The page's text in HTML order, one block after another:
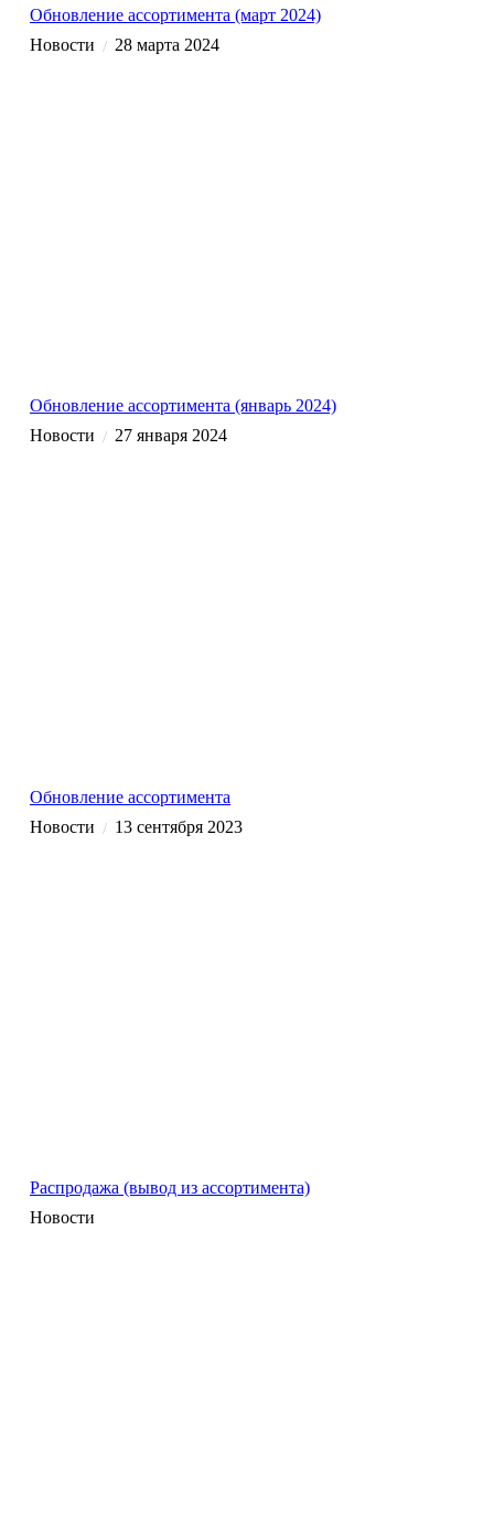
Обновление ассортимента (март 2024)
Новости / 28 марта 2024
Обновление ассортимента (январь 2024)
Новости / 27 января 2024
Обновление ассортимента
Новости / 13 сентября 2023
Распродажа (вывод из ассортимента)
Новости